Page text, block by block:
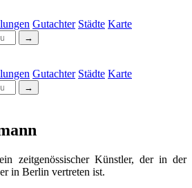
Gutachter Städte Karte
→
Gutachter Städte Karte
→
zeitgenössischer Künstler, der in der
in Berlin vertreten ist.